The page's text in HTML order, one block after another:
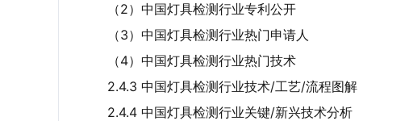
（2）中国灯具检测行业专利公开
（3）中国灯具检测行业热门申请人
（4）中国灯具检测行业热门技术
2.4.3 中国灯具检测行业技术/工艺/流程图解
2.4.4 中国灯具检测行业关键/新兴技术分析